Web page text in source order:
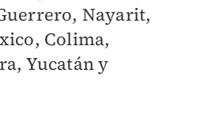
Nayarit,
Colima,
Yucatán y